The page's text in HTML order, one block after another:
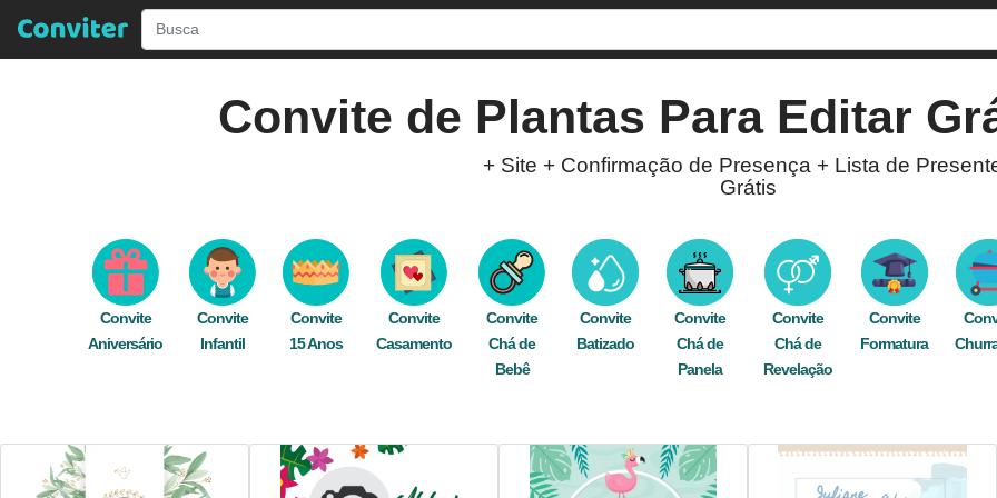
Convite de Plantas Para Editar
+ Site + Confirmação de Presença + Lista de
Grátis
editar gratuitamente e rapidamente online. Nosso editor está disponível para você criar convites
Envie seu convite digital de graça pelo WhatsApp, Facebook, e-mail, ou imprima e
festa branco,plantas ,foto,elegante,pomba natureza, delicado,celebração,online, digital,
Convite
Aniversário
Convite
Infantil
Convite
15 Anos
Convite
Casamento
Convite
Chá de
Bebê
Convite
Batizado
Convite
Chá de
Panela
Convite
Chá de
Revelação
Convite
Formatura